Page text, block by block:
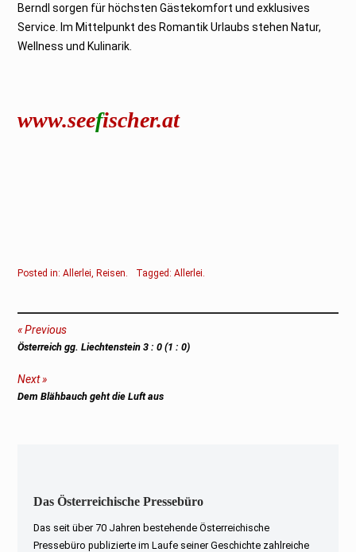
Berndl sorgen für höchsten Gästekomfort und exklusives
Service. Im Mittelpunkt des Romantik Urlaubs stehen Natur,
Wellness und Kulinarik.
www.seefischer.at
Posted in:Allerlei,Reisen. Tagged:Allerlei.
Beitragsnavigation
Previous
Previous
Österreich gg. Liechtenstein 3 : 0 (1 : 0)
Next
Next
Dem Blähbauch geht die Luft aus
Das Österreichische Pressebüro
Das seit über 70 Jahren bestehende Österreichische
Pressebüro publizierte im Laufe seiner Geschichte zahlreiche